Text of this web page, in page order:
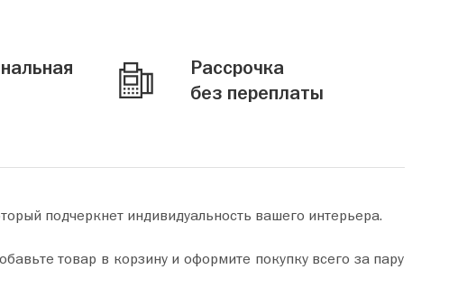
Рассрочка
без переплаты
подчеркнет индивидуальность вашего интерьера.